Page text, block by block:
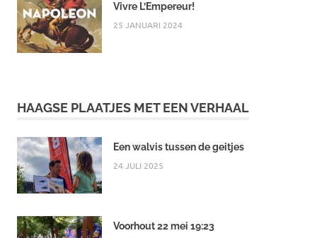
Vivre L’Empereur!
25 JANUARI 2024
HAAGSE PLAATJES MET EEN VERHAAL
Een walvis tussen de geitjes
24 JULI 2025
Voorhout 22 mei 19:23